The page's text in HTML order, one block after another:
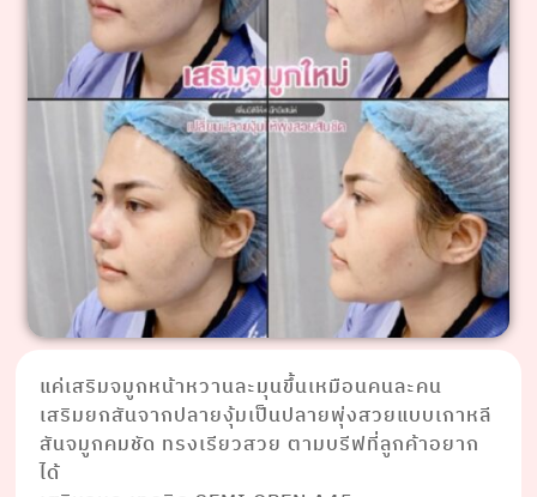
แค่เสริมจมูกหน้าหวานละมุนขึ้นเหมือนคนละคน
เสริมยกสันจากปลายงุ้มเป็นปลายพุ่งสวยแบบเกาหลี
สันจมูกคมชัด ทรงเรียวสวย ตามบรีฟที่ลูกค้าอยาก
ได้⠀⠀⠀⠀⠀ ⠀⠀⠀⠀⠀